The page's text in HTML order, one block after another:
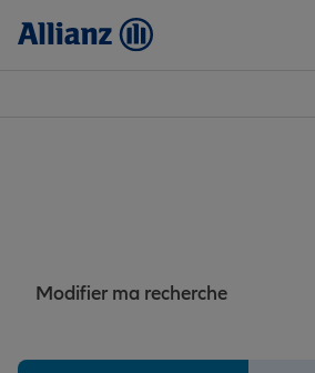
Modifier ma recherche